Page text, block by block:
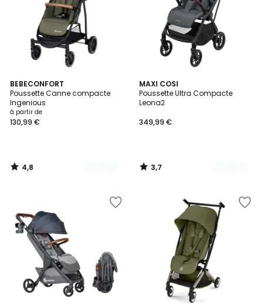
BEBECONFORT
Poussette Canne compacte
Ingenious
Prix
à
130,99
€.
à partir de
130,99 €
4,8
/ 5
2
Couleurs
4,8
/
MAXI COSI
Poussette Ultra Compacte
Leona2
349,99 €
3,7
/ 5
4
Couleurs
3,7
/